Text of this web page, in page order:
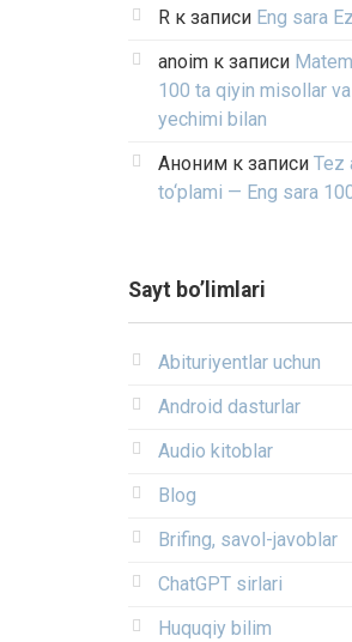
R к записи Eng sara
anoim к записи
100 ta qiyin misollar
yechimi bilan
Аноним к записи Tez
to‘plami — Eng sara
Sayt bo’limlari
Abituriyentlar uchun
Android dasturlar
Audio kitoblar
Blog
Brifing, savol-javoblar
ChatGPT sirlari
Huquqiy bilim